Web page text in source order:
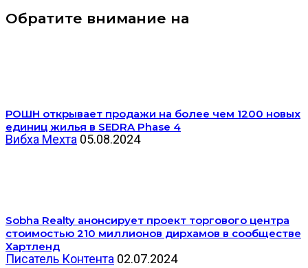
Обратите внимание на
РОШН открывает продажи на более чем 1200 новых
единиц жилья в SEDRA Phase 4
Вибха Мехта 05.08.2024
Sobha Realty анонсирует проект торгового центра
стоимостью 210 миллионов дирхамов в сообществе
Хартленд
Писатель Контента 02.07.2024